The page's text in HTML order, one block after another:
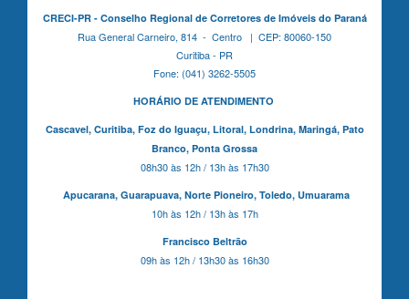
CRECI-PR - Conselho Regional de Corretores de Imóveis do Paraná
Rua General Carneiro, 814 - Centro | CEP: 80060-150
Curitiba - PR
Fone: (041) 3262-5505
HORÁRIO DE ATENDIMENTO
Cascavel, Curitiba,Foz do Iguaçu, Litoral, Londrina, Maringá, Pato
Branco, Ponta Grossa
08h30 às 12h / 13h às 17h30
Apucarana, Guarapuava, Norte Pioneiro, Toledo, Umuarama
10h às 12h / 13h às 17h
Francisco Beltrão
09h às 12h / 13h30 às 16h30